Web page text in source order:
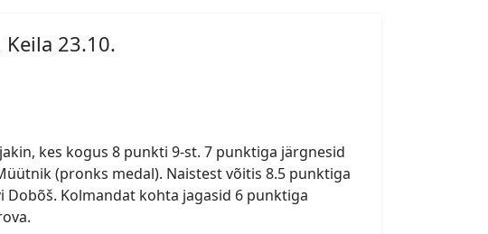
23.10.
kes kogus 8 punkti 9-st. 7 punktiga järgnesid
(pronks medal). Naistest võitis 8.5 punktiga
Dobõš. Kolmandat kohta jagasid 6 punktiga